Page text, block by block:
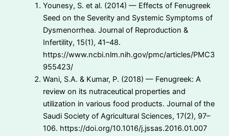
Younesy, S. et al. (2014) — Effects of Fenugreek
Seed on the Severity and Systemic Symptoms of
Dysmenorrhea. Journal of Reproduction &
Infertility, 15(1), 41–48.
https://www.ncbi.nlm.nih.gov/pmc/articles/PMC3
955423/
Wani, S.A. & Kumar, P. (2018) — Fenugreek: A
review on its nutraceutical properties and
utilization in various food products. Journal of the
Saudi Society of Agricultural Sciences, 17(2), 97–
106. https://doi.org/10.1016/j.jssas.2016.01.007